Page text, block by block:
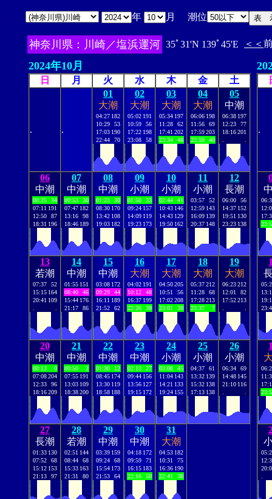
年 月 潮位
神奈川県：川崎／塩浜運河 35ﾟ31'N 139ﾟ45'E ＜＜
2024年10月
日 月 火 水 木 金 土
. .
01
大潮
04:27 182
10:29
53
17:03 190
22:44
70
02
大潮
05:02 191
10:59
56
17:22 198
23:08
58
03
大潮
05:34 197
11:28
62
17:41 202
23:34
48
04
大潮
06:06 198
11:56
69
17:59203
23:59
40
05
中潮
06:38 197
12:23
77
18:16201
06
中潮
00:25
34
07:11 191
12:50
87
18:31 196
07
中潮
00:53
30
07:47 182
13:16
98
18:46 189
08
中潮
01:23
30
08:30 170
13:42 108
19:03 182
09
小潮
01:58
33
09:24 157
14:09 119
19:23 173
10
小潮
02:44
41
10:43 146
14:43 129
19:50 162
11
小潮
03:57
52
12:59 143
16:09 139
20:37 148
12
長潮
06:00
56
14:37 152
19:51 130
23:23 138
13
若潮
07:37
52
15:15 164
20:41 109
14
中潮
01:55 151
08:40
46
15:44 176
21:17
86
15
中潮
03:08 172
09:29
44
16:11 189
21:52
62
16
大潮
04:02 191
10:12
48
16:37 199
22:26
39
17
大潮
04:50205
10:51
56
17:02208
23:01
20
18
大潮
05:37212
11:28
68
17:28213
23:37
7
19
大潮
06:23212
12:01
82
17:52213
20
中潮
00:13
0
07:08204
12:33
96
18:16209
21
中潮
00:50
2
07:55 191
13:03 109
18:38200
22
中潮
01:30
12
08:45 174
13:30 119
18:58 188
23
中潮
02:13
27
09:44 156
13:56 127
19:15 172
24
小潮
03:08
45
11:04 143
14:21 133
19:24 155
25
小潮
04:37
61
13:32 139
15:32 138
17:13 138
26
小潮
06:34
69
14:48 145
21:10 116
27
長潮
01:33 130
07:52
68
15:12 153
21:13
97
28
若潮
02:51 144
08:44
68
15:33 163
21:31
80
29
中潮
03:39 159
09:24
68
15:54 173
21:53
64
30
中潮
04:18 172
09:59
71
16:15 183
22:16
50
31
大潮
04:53 182
10:31
75
16:36 190
22:41
38
.